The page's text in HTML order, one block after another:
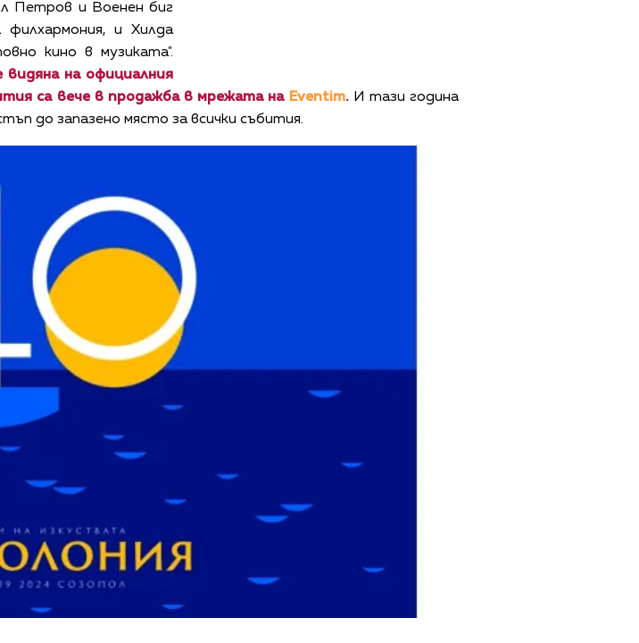
Петров и Военен биг
и Хилда
кино в музиката".
на официалния
са вече в продажба в мрежата на Eventim.И тази година
до запазено място за всички събития.